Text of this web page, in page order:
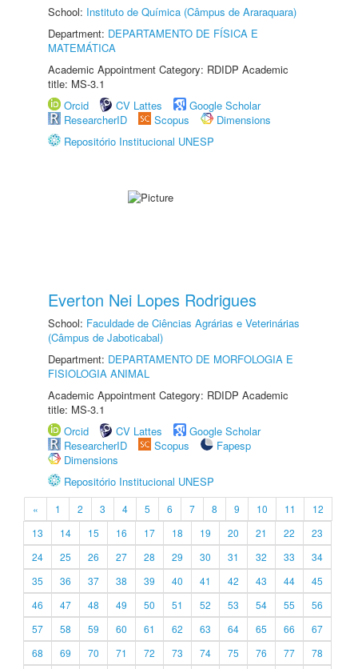
School: Instituto de Química (Câmpus de Araraquara)
Department: DEPARTAMENTO DE FÍSICA E
MATEMÁTICA
Academic Appointment Category: RDIDP Academic
title: MS-3.1
Orcid
CV Lattes
Google Scholar
ResearcherID
Scopus
Dimensions
Repositório Institucional UNESP
Everton Nei Lopes Rodrigues
School: Faculdade de Ciências Agrárias e Veterinárias
(Câmpus de Jaboticabal)
Department: DEPARTAMENTO DE MORFOLOGIA E
FISIOLOGIA ANIMAL
Academic Appointment Category: RDIDP Academic
title: MS-3.1
Orcid
CV Lattes
Google Scholar
ResearcherID
Scopus
Fapesp
Dimensions
Repositório Institucional UNESP
« 1 2 3 4 5 6 7 8 9 10 11
12
13
14 15 16 17 18 19 20 21 22
23
24
25 26 27 28 29 30 31 32 33
34
35
36 37 38 39 40 41 42 43 44
45
46
47 48 49 50 51 52 53 54 55
56
57
58 59 60 61 62 63 64 65 66
67
68
69 70 71 72 73 74 75 76 77
78